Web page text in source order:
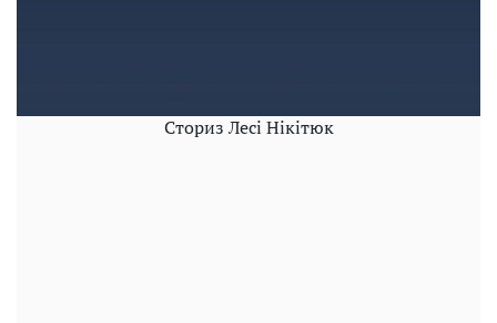
Сториз Лесі Нікітюк